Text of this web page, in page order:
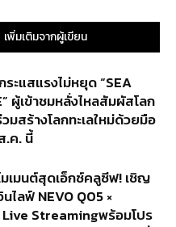
เพิ่มเติมจากผู้เขียน
ะแสแรงไม่หยุด “SEA
ผู้เข้าชมหลั่งไหลสัมผัสโลก
มสร้างโลกทะเลใหม่ด้วยมือ
.ค. นี้
มเมนต์สุดเอ็กซ์คลูซีฟ! เชิญ
ไลฟ์ NEVO Q05 ×
Live Streamingพร้อมโปร